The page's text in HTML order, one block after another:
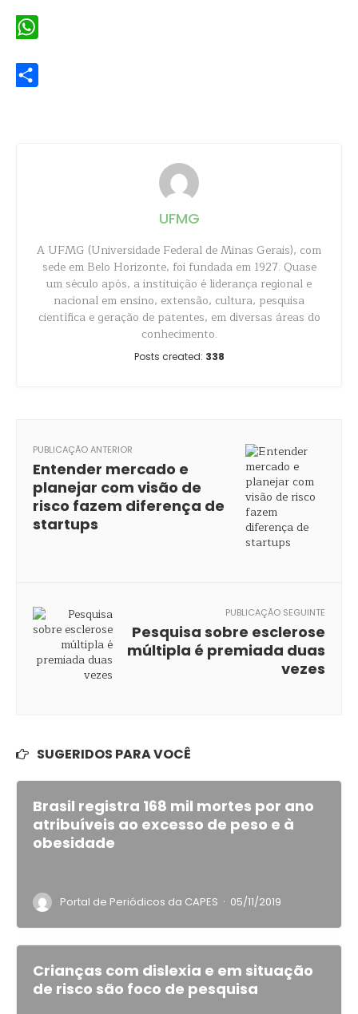
UFMG
A UFMG (Universidade Federal de Minas Gerais), com
sede em Belo Horizonte, foi fundada em 1927. Quase
um século após, a instituição é liderança regional e
nacional em ensino, extensão, cultura, pesquisa
científica e geração de patentes, em diversas áreas do
conhecimento.
Posts created: 338
PUBLICAÇÃO ANTERIOR
Entender mercado e
planejar com visão de
risco fazem diferença de
startups
PUBLICAÇÃO SEGUINTE
Pesquisa sobre esclerose
múltipla é premiada duas
vezes
SUGERIDOS PARA VOCÊ
Brasil registra 168 mil mortes por ano
atribuíveis ao excesso de peso e à
obesidade
Portal de Periódicos da CAPES · 05/11/2019
Crianças com dislexia e em situação
de risco são foco de pesquisa